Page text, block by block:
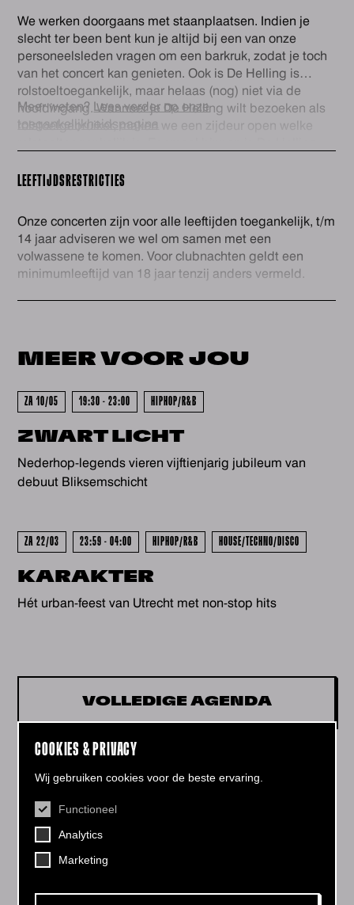
COOKIES & PRIVACY
Wij gebruiken cookies voor de beste ervaring.
Functioneel
Analytics
Marketing
We werken doorgaans met staanplaatsen. Indien je
slecht ter been bent kun je altijd bij een van onze
personeelsleden vragen om een barkruk, zodat je toch
van het concert kan genieten. Ook is De Helling is
rolstoeltoegankelijk, maar helaas (nog) niet via de
hoofdingang. Wanneer je De Helling wilt bezoeken als
rolstoelgebruiker, maken we een zijdeur open welke
(gehandicapten) toilet. Voor ons personeel is het fijn als
zo goed mogelijk kunnen ontvangen.
Meer weten? Lees verder op onze
toegankelijkheidspagina
LEEFTIJDSRESTRICTIES
Onze concerten zijn voor alle leeftijden toegankelijk, t/m
14 jaar adviseren we wel om samen met een
volwassene te komen. Voor clubnachten geldt een
minimumleeftijd van 18 jaar tenzij anders vermeld.
MEER VOORJOU
- GEWEEST -
ZA 10/05 19:30 - 23:00 HIPHOP/R&B
ZWART LICHT
Nederhop-legends vieren vijftienjarig jubileum van
debuut Bliksemschicht- GEWEEST -
ZA 22/03 23:59 - 04:00 HIPHOP/R&B HOUSE/TECHNO/DISCO
KARAKTER
Hét urban-feest van Utrecht met non-stop hits
VOLLEDIGE AGENDA
CONTACT
Helling 7, 3523 CB Utrecht